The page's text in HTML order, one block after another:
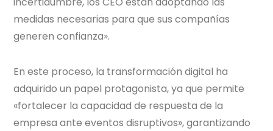
medidas necesarias para que sus compañías
generen confianza».
En este proceso, la transformación digital ha
adquirido un papel protagonista, ya que permite
«fortalecer la capacidad de respuesta de la
empresa ante eventos disruptivos», garantizando